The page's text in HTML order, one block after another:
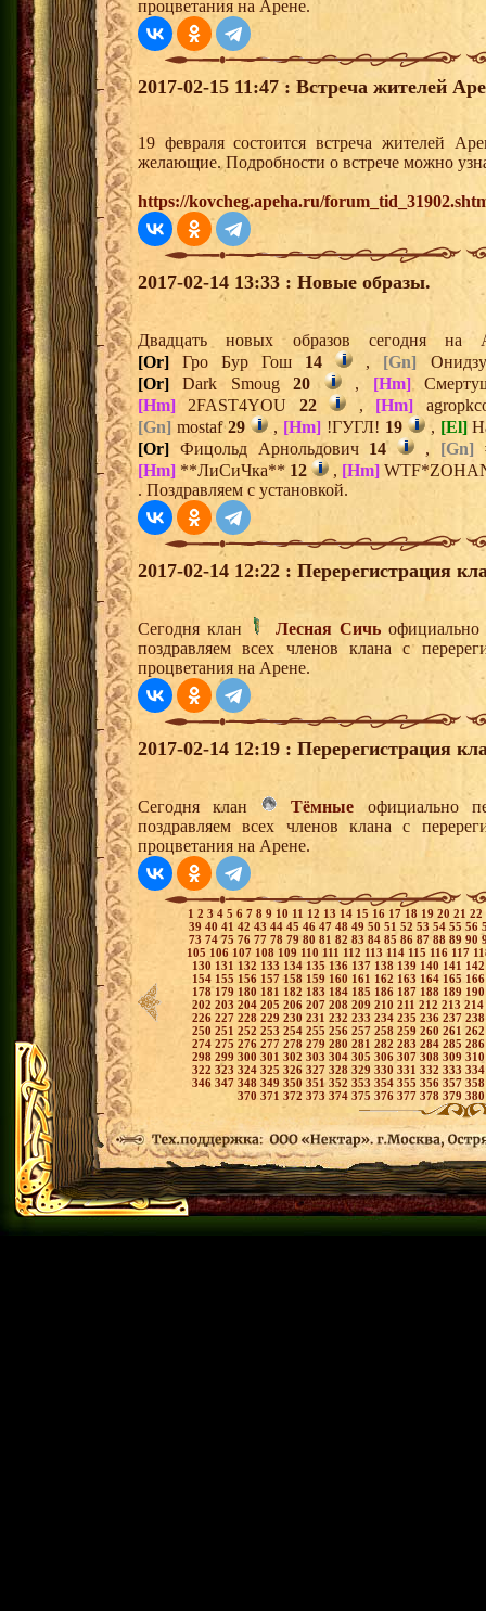
процветания на Арене.
2017-02-15 11:47 : Встреча жителей
19 февраля состоится встреча жителей
желающие. Подробности о встрече можно
https://kovcheg.apeha.ru/
2017-02-14 13:33 : Новые образы.
Двадцать новых образов сегодня
[Or] Гро Бур Гош 14 , [Gn]
[Or] Dark Smoug20 , [Hm]
[Hm] 2FAST4YOU 22 , [Hm]
[Gn] mostaf29 , [Hm] !ГУГЛ! 19 , [El]
[Or] Фицольд Арнольдович 14 , [Gn]
[Hm] **ЛиСиЧка** 12 , [Hm]
. Поздравляем с установкой.
2017-02-14 12:22 : Перерегистрация
Сегодня клан Лесная Сичьофициально
поздравляем всех членов клана с
процветания на Арене.
2017-02-14 12:19 : Перерегистрация
Сегодня клан Тёмные официально
поздравляем всех членов клана с
процветания на Арене.
1 2 3 4 5 6 7 8 9 10 11 12 13 14 15 16 17 18 19 20 21 22
39 40 41 42 43 44 45 46 47 48 49 50 51 52 53 54 55 56
73 7475 76 77 78 79 80 81 82 83 84 85 86 87 88 89 90
105 106 107 108 109 110 111 112 113 114 115 116 117
130 131 132 133 134 135 136 137 138 139 140 141
154 155 156 157 158 159 160 161 162 163 164 165
178179 180 181 182 183 184 185 186 187 188 189
202 203 204 205 206 207 208 209 210 211 212 213 214
226 227 228 229 230 231 232 233 234 235 236 237
250 251 252 253 254 255 256 257 258 259 260 261
274 275 276 277 278 279 280 281 282 283 284 285
298 299 300 301 302 303 304 305 306 307 308 309
322 323 324 325 326 327 328 329 330 331 332 333
346 347 348 349 350 351 352 353 354 355 356 357
370 371 372 373 374 375 376 377 378 379